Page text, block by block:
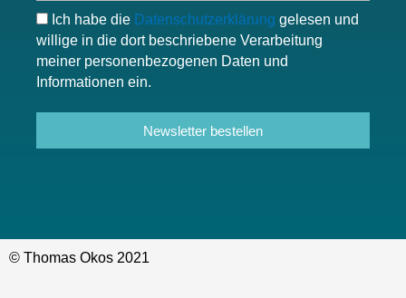
Ich habe die Datenschutzerklärung gelesen und
willige in die dort beschriebene Verarbeitung
meiner personenbezogenen Daten und
Informationen ein.
Newsletter bestellen
© Thomas Okos 2021